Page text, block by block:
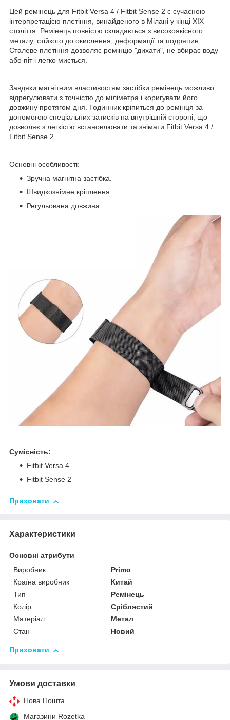
Цей ремінець для Fitbit Versa 4 / Fitbit Sense 2 є сучасною
інтерпретацією плетіння, винайденого в Мілані у кінці XIX
століття. Ремінець повністю складається з високоякісного
металу, стійкого до окислення, деформації та подряпин.
Сталеве плетіння дозволяє ремінцю "дихати", не вбирає воду
або піт і легко миється.
Завдяки магнітним властивостям застібки ремінець можливо
відрегулювати з точністю до міліметра і коригувати його
довжину протягом дня. Годинник кріпиться до ремінця за
допомогою спеціальних затисків на внутрішній стороні, що
дозволяє з легкістю встановлювати та знімати Fitbit Versa 4 /
Fitbit Sense 2.
Основні особливості:
Зручна магнітна застібка.
Швидкознімне кріплення.
Регульована довжина.
Сумісність:
Fitbit Versa 4
Fitbit Sense 2
Приховати
Характеристики
Основні атрибути
Виробник
Primo
Країна виробник
Китай
Тип
Ремінець
Колір
Сріблястий
Матеріал
Метал
Стан
Новий
Приховати
Умови доставки
Нова Пошта
Магазини Rozetka